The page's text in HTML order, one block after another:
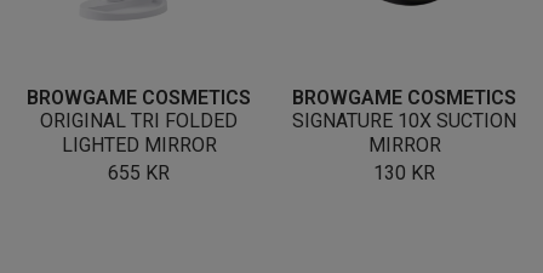
BROWGAME COSMETICS
ORIGINAL TRI FOLDED
LIGHTED MIRROR
655 KR
BROWGAME COSMETICS
SIGNATURE 10X SUCTION
MIRROR
130 KR